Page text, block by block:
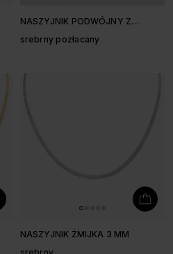
NASZYJNIK PODWÓJNY Z
srebrny pozłacany
NASZYJNIK ŻMIJKA 3 MM